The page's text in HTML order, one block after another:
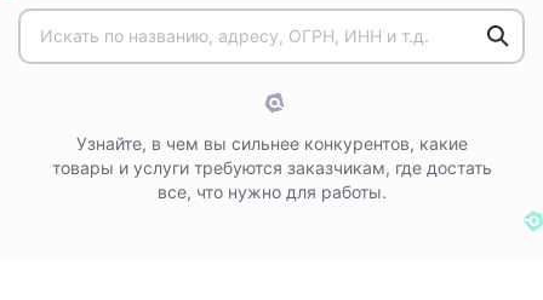
Узнайте, в чем вы сильнее конкурентов, какие
товары и услуги требуются заказчикам, где достать
все, что нужно для работы.